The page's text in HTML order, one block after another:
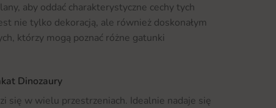
aby oddać charakterystyczne cechy tych
nie tylko dekoracją, ale również doskonałym
którzy mogą poznać różne gatunki
Dinozaury
się w wielu przestrzeniach. Idealnie nadaje się